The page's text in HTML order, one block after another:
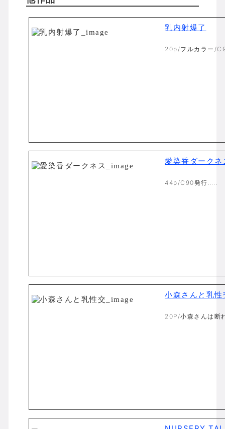
乳内射爆了
20p/フルカラー/
愛染香ダークネ
44p/C90発行…..
小森さんと乳性
20P/小森さんは断